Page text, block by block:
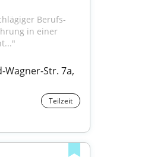
Berufs­
erfahrung\n Mehrjährige Erfahrung in einer
Wagner-Str. 7a,
Teilzeit